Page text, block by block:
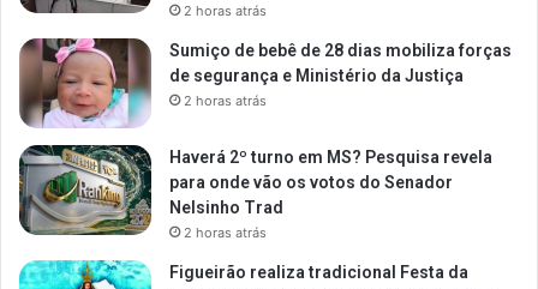
2 horas atrás
Sumiço de bebê de 28 dias mobiliza forças
de segurança e Ministério da Justiça
2 horas atrás
Haverá 2º turno em MS? Pesquisa revela
para onde vão os votos do Senador
Nelsinho Trad
2 horas atrás
Figueirão realiza tradicional Festa da